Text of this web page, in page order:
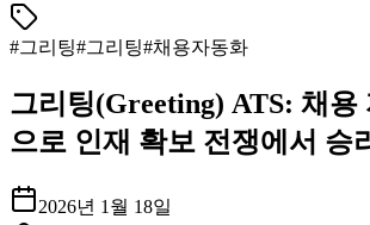
#그리팅#그리팅#채용자동화
그리팅(Greeting) ATS: 채용
으로 인재 확보 전쟁에서 승
2026년 1월 18일